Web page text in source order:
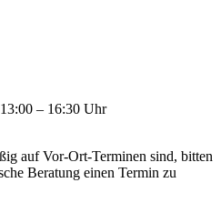
– 16:30 Uhr
auf Vor-Ort-Terminen sind, bitten
Beratung einen Termin zu